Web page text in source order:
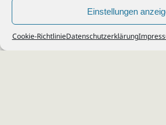
Einstellungen
Cookie-RichtlinieDatenschutzerklärung
© 2026Steuerberater Kempf, Köln -